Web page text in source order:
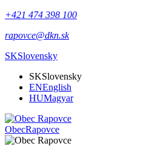
+421 474 398 100
rapovce@dkn.sk
SKSlovensky
SKSlovensky
ENEnglish
HUMagyar
ObecRapovce